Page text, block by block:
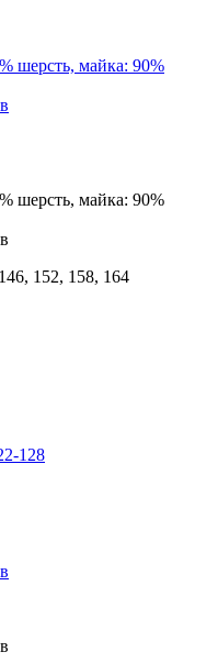
шерсть, майка: 90%
шерсть, майка: 90%
152, 158, 164
128